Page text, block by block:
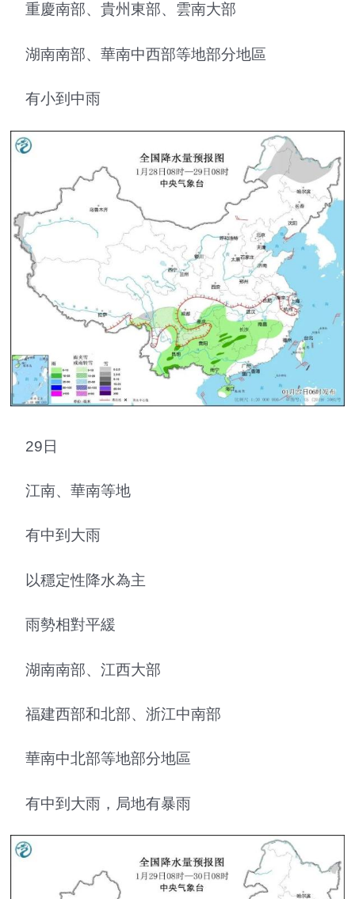
重慶南部、貴州東部、雲南大部
湖南南部、華南中西部等地部分地區
有小到中雨
29日
江南、華南等地
有中到大雨
以穩定性降水為主
雨勢相對平緩
湖南南部、江西大部
福建西部和北部、浙江中南部
華南中北部等地部分地區
有中到大雨，局地有暴雨